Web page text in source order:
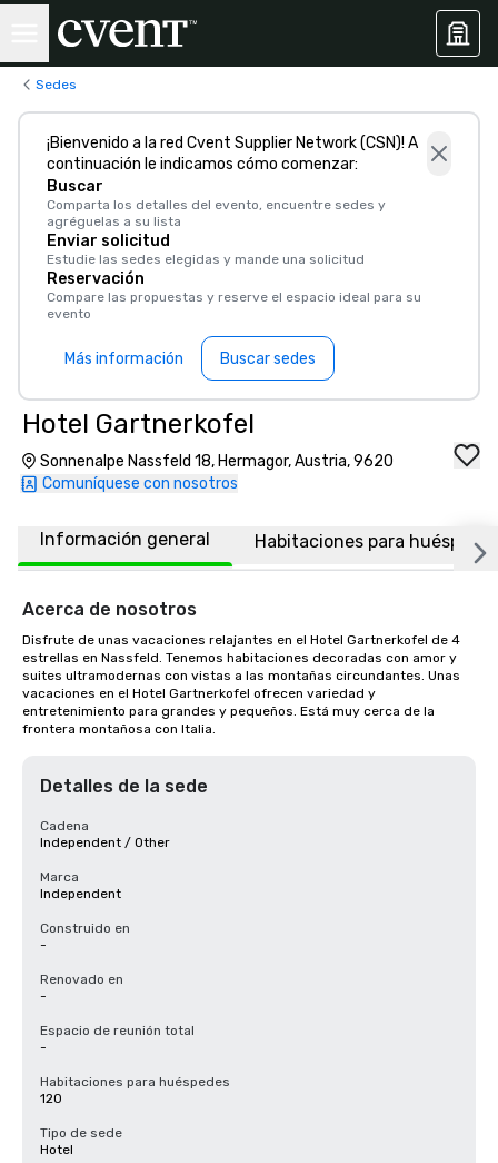
Sedes
¡Bienvenido a la red Cvent Supplier Network (CSN)! A
continuación le indicamos cómo comenzar:
Buscar
Comparta los detalles del evento, encuentre sedes y
agréguelas a su lista
Enviar solicitud
Estudie las sedes elegidas y mande una solicitud
Reservación
Compare las propuestas y reserve el espacio ideal para su
evento
Más información Buscar sedes
Hotel Gartnerkofel
Sonnenalpe Nassfeld 18, Hermagor, Austria, 9620
Comuníquese con nosotros
Información general Habitaciones para
Acerca de nosotros
Disfrute de unas vacaciones relajantes en el Hotel Gartnerkofel de 4
estrellas en Nassfeld. Tenemos habitaciones decoradas con amor y
suites ultramodernas con vistas a las montañas circundantes. Unas
vacaciones en el Hotel Gartnerkofel ofrecen variedad y
entretenimiento para grandes y pequeños. Está muy cerca de la
frontera montañosa con Italia.
Detalles de la sede
Cadena
Independent / Other
Marca
Independent
Construido en
-
Renovado en
-
Espacio de reunión total
-
Habitaciones para huéspedes
120
Tipo de sede
Hotel